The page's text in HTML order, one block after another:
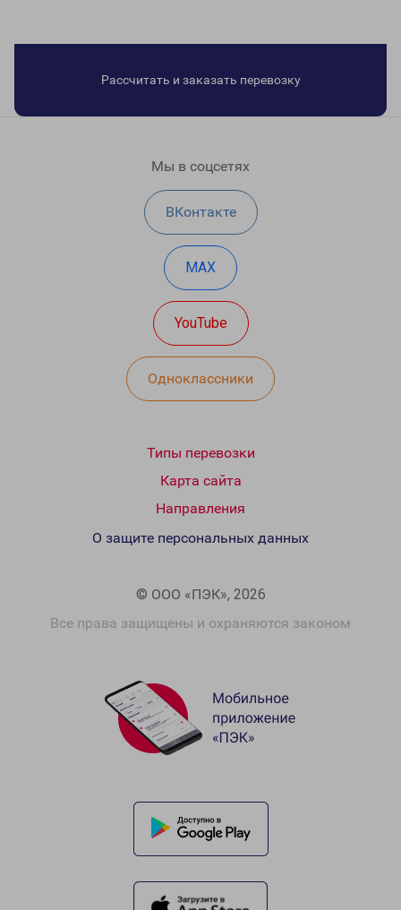
Рассчитать и заказать перевозку
Мы в соцсетях
ВКонтакте
MAX
YouTube
Одноклассники
Типы перевозки
Карта сайта
Направления
© ООО «ПЭК», 2026
Все права защищены и охраняются законом
О защите персональных данных